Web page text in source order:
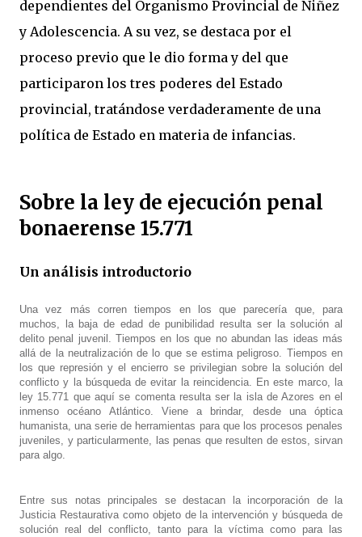
dependientes del Organismo Provincial de Niñez
y Adolescencia. A su vez, se destaca por el
proceso previo que le dio forma y del que
participaron los tres poderes del Estado
provincial, tratándose verdaderamente de una
política de Estado en materia de infancias.
Sobre la ley de ejecución penal
bonaerense 15.771
Un análisis introductorio
Una vez más corren tiempos en los que parecería que, para
muchos, la baja de edad de punibilidad resulta ser la solución al
delito penal juvenil. Tiempos en los que no abundan las ideas más
allá de la neutralización de lo que se estima peligroso. Tiempos en
los que represión y el encierro se privilegian sobre la solución del
conflicto y la búsqueda de evitar la reincidencia. En este marco, la
ley 15.771 que aquí se comenta resulta ser la isla de Azores en el
inmenso océano Atlántico. Viene a brindar, desde una óptica
humanista, una serie de herramientas para que los procesos penales
juveniles, y particularmente, las penas que resulten de estos, sirvan
para algo.
Entre sus notas principales se destacan la incorporación de la
Justicia Restaurativa como objeto de la intervención y búsqueda de
solución real del conflicto, tanto para la víctima como para las